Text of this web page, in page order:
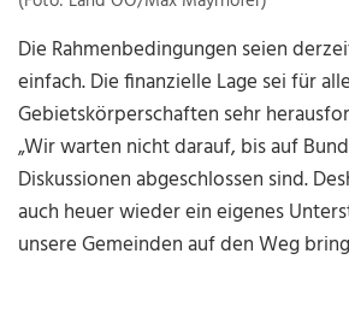
Die Rahmenbedingungen seien
einfach. Die finanzielle Lage sei für alle
Gebietskörperschaften sehr
„Wir warten nicht darauf, bis auf
Diskussionen abgeschlossen sind.
auch heuer wieder ein eigenes
unsere Gemeinden auf den Weg